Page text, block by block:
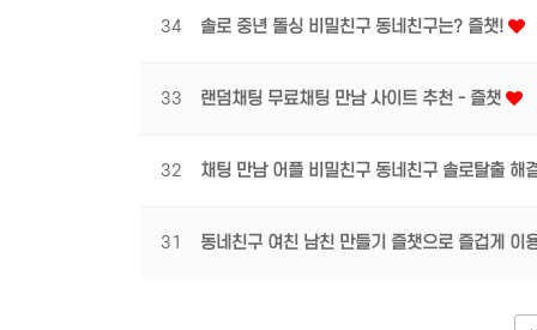
34 솔로 중년 돌싱 비밀친구 동네친구는? 즐챗!
33 랜덤채팅 무료채팅 만남 사이트 추천 - 즐챗
32 채팅 만남 어플 비밀친구 동네친구 솔로탈출 해
31 동네친구 여친 남친 만들기 즐챗으로 즐겁게 이